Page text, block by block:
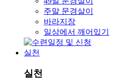
주말 문경살이
바라지장
일상에서 깨어있기
실천
실천